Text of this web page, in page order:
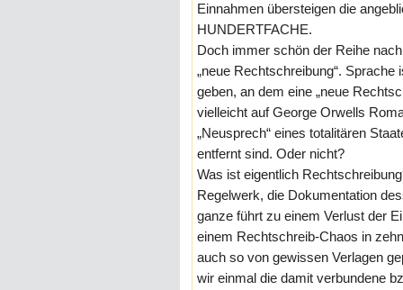
Einnahmen übersteigen die
HUNDERTFACHE.
Doch immer schön der Reihe
„neue Rechtschreibung“.
geben, an dem eine „neue
vielleicht auf George Orwells
„Neusprech“ eines totalitären
entfernt sind. Oder nicht?
Was ist eigentlich
Regelwerk, die Dokumentation
ganze führt zu einem Verlust der
einem Rechtschreib-Chaos in
auch so von gewissen Verlagen
wir einmal die damit verbundene